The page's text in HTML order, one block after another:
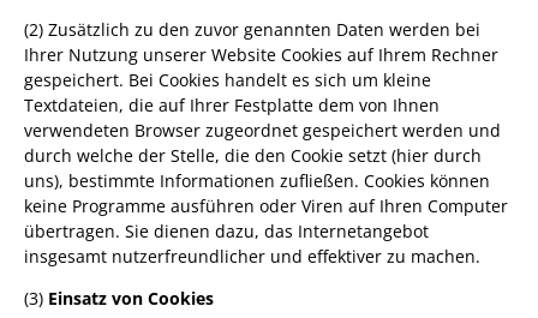
(2) Zusätzlich zu den zuvor genannten Daten werden bei
Ihrer Nutzung unserer Website Cookies auf Ihrem Rechner
gespeichert. Bei Cookies handelt es sich um kleine
Textdateien, die auf Ihrer Festplatte dem von Ihnen
verwendeten Browser zugeordnet gespeichert werden und
durch welche der Stelle, die den Cookie setzt (hier durch
uns), bestimmte Informationen zufließen. Cookies können
keine Programme ausführen oder Viren auf Ihren Computer
übertragen. Sie dienen dazu, das Internetangebot
insgesamt nutzerfreundlicher und effektiver zu machen.
(3) Einsatz von Cookies